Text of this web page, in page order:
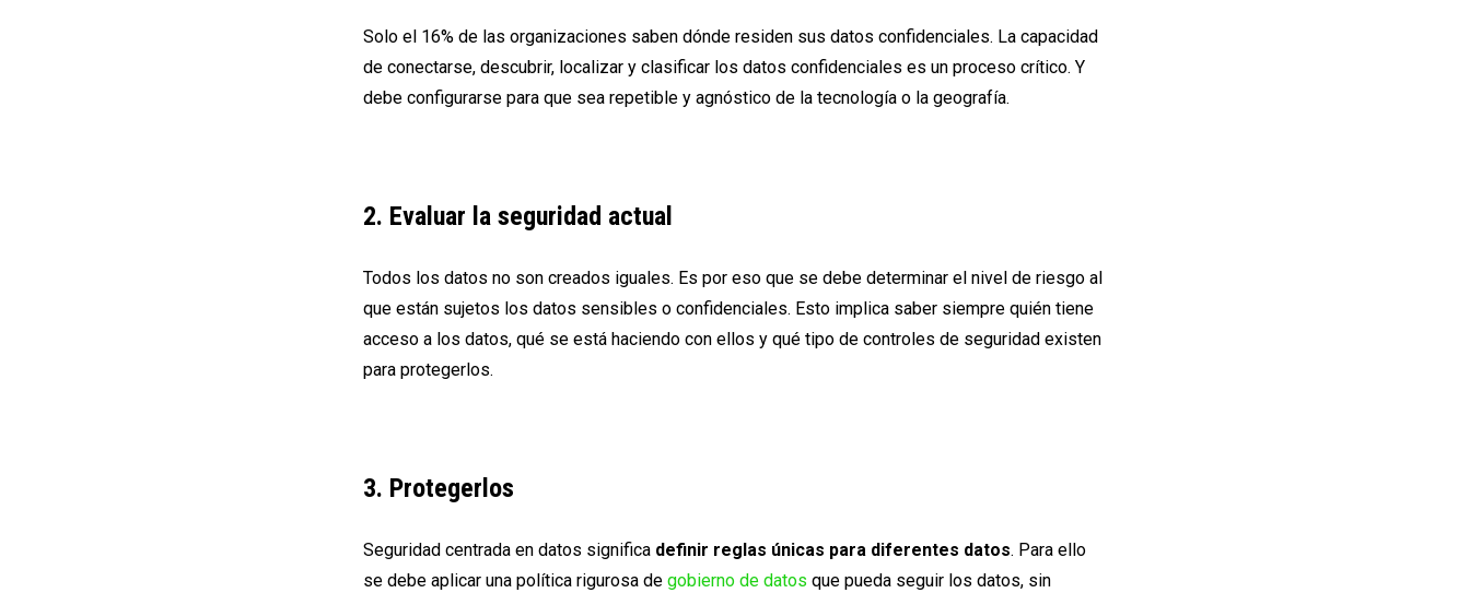
Solo el 16% de las organizaciones saben dónde residen sus datos confidenciales. La capacidad
de conectarse, descubrir, localizar y clasificar los datos confidenciales es un proceso crítico. Y
debe configurarse para que sea repetible y agnóstico de la tecnología o la geografía.
2. Evaluar la seguridad actual
Todos los datos no son creados iguales. Es por eso que se debe determinar el nivel de riesgo al
que están sujetos los datos sensibles o confidenciales. Esto implica saber siempre quién tiene
acceso a los datos, qué se está haciendo con ellos y qué tipo de controles de seguridad existen
para protegerlos.
3. Protegerlos
Seguridad centrada en datos significa definir reglas únicas para diferentes datos. Para ello
se debe aplicar una política rigurosa de gobierno de datos que pueda seguir los datos, sin